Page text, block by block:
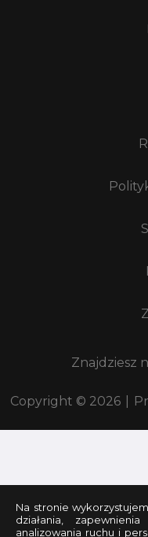
Znajdziesz
Copyright © 2026
Na stronie
działania,
analizowania ruchu i